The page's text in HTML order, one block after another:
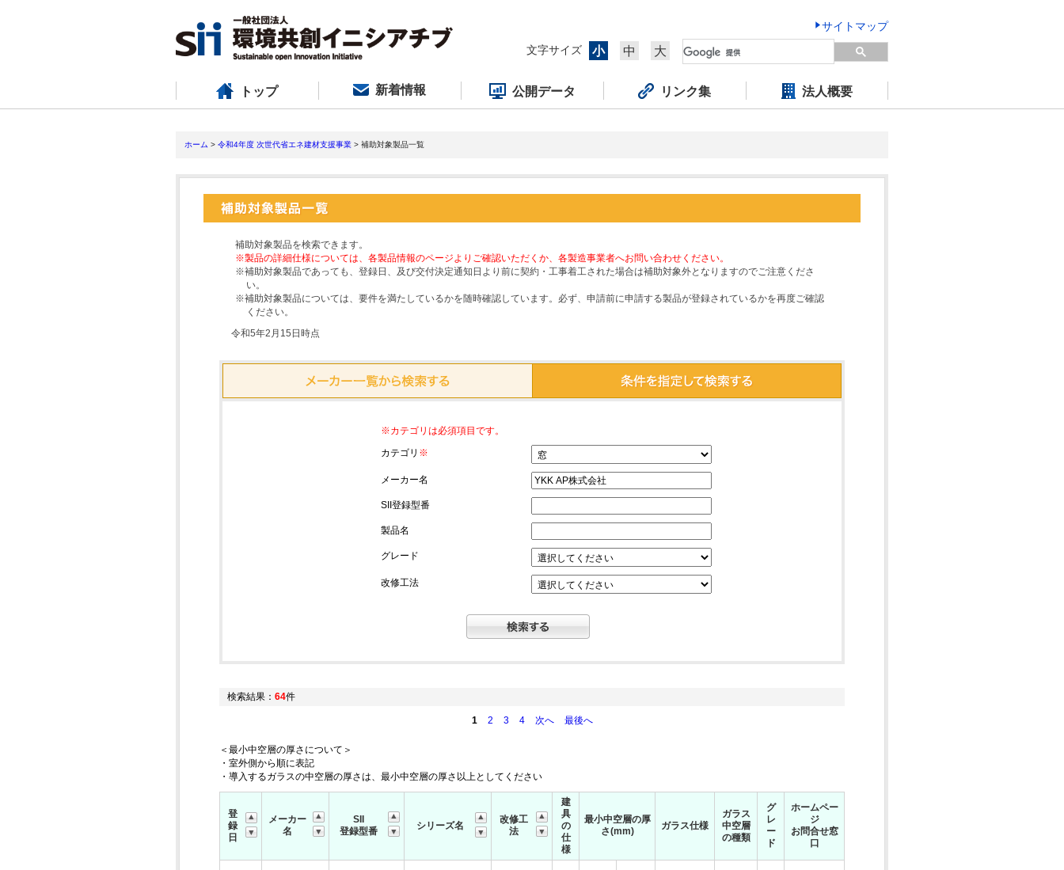
サイトマップ
文字サイズ
小 中 大
トップ 新着情報 公開データ リンク集 法人概要
ホーム > 令和4年度 次世代省エネ建材支援事業 > 補助対象製品一覧
補助対象製品を検索できます。
※製品の詳細仕様については、各製品情報のページよりご確認いただくか、各製造事業者へお問い合わせください。
※補助対象製品であっても、登録日、及び交付決定通知日より前に契約・工事着工された場合は補助対象外となりますのでご注意くださ
い。
※補助対象製品については、要件を満たしているかを随時確認しています。必ず、申請前に申請する製品が登録されているかを再度ご確認
ください。
令和5年2月15日時点
※カテゴリは必須項目です。
カテゴリ ※
メーカー名
SII登録型番
製品名
グレード
改修工法
検索結果： 64件
1 2 3 4 次へ 最後へ
＜最小中空層の厚さについて＞
・室外側から順に表記
・導入するガラスの中空層の厚さは、最小中空層の厚さ以上としてください
登
録
日
メーカー
名
SII
登録型番
シリーズ名
改修工
法
建
具
の
仕
様
最小中空層の厚
さ(mm)
ガラス仕様
ガラス
中空層
の種類
グ
レ
ー
ド
ホームペー
ジ
お問合せ窓
口